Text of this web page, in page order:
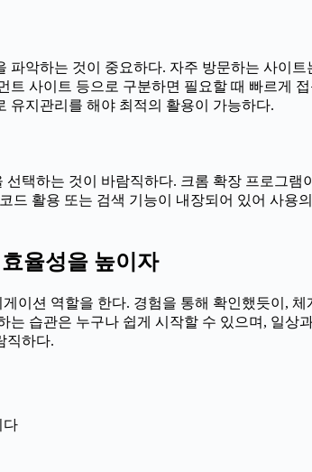
악하는 것이 중요하다. 자주 방문하는 사이
사이트 등으로 구분하면 필요할 때 빠르게
유지관리를 해야 최적의 활용이 가능하다.
택하는 것이 바람직하다. 크롬 확장 프로그
드 활용 또는 검색 기능이 내장되어 있어 사
율성을 높이자
이션 역할을 한다. 경험을 통해 확인했듯이,
습관은 누구나 쉽게 시작할 수 있으며, 일
직하다.
다